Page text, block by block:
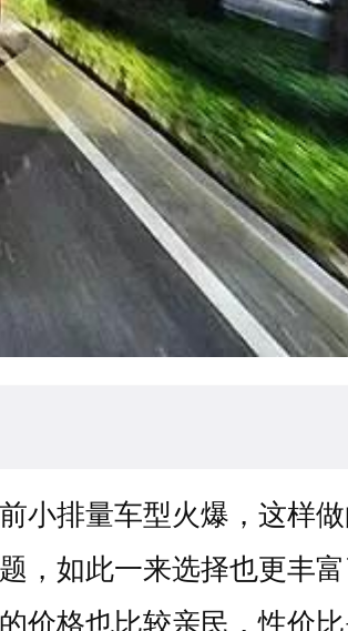
小排量车型火爆，这样
，如此一来选择也更丰
价格也比较亲民，性价